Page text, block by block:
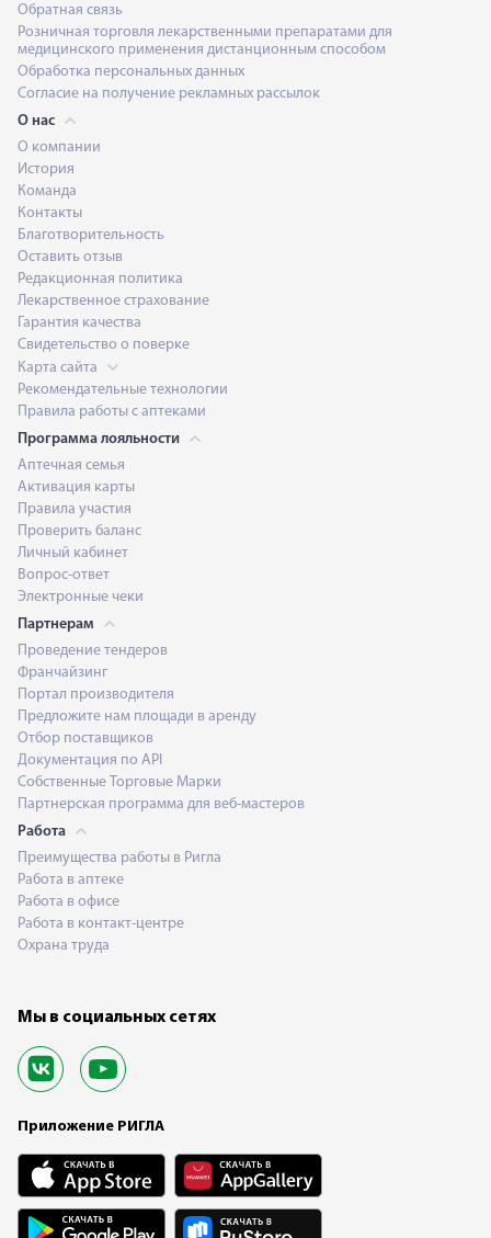
Обратная связь
Розничная торговля лекарственными препаратами для
медицинского применения дистанционным способом
Обработка персональных данных
Согласие на получение рекламных рассылок
О нас
О компании
История
Команда
Контакты
Благотворительность
Оставить отзыв
Редакционная политика
Лекарственное страхование
Гарантия качества
Свидетельство о поверке
Карта сайта
Рекомендательные технологии
Правила работы с аптеками
Программа лояльности
Аптечная семья
Активация карты
Правила участия
Проверить баланс
Личный кабинет
Вопрос-ответ
Электронные чеки
Партнерам
Проведение тендеров
Франчайзинг
Портал производителя
Предложите нам площади в аренду
Отбор поставщиков
Документация по API
Собственные Торговые Марки
Партнерская программа для веб-мастеров
Работа
Преимущества работы в Ригла
Работа в аптеке
Работа в офисе
Работа в контакт-центре
Охрана труда
Мы в социальных сетях
Приложение РИГЛА